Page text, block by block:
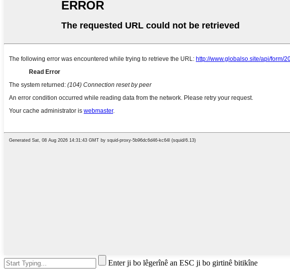
Enter ji bo lêgerînê an ESC ji bo girtinê bitikîne